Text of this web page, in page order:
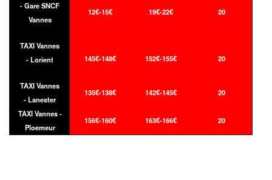
- Gare SNCF
Vannes
12€-15€ 19€-22€ 20
TAXI Vannes
- Lorient
145€-148€ 152€-155€ 20
TAXI Vannes
- Lanester
135€-138€ 142€-145€ 20
TAXI Vannes -
Ploemeur
156€-160€ 163€-166€ 20